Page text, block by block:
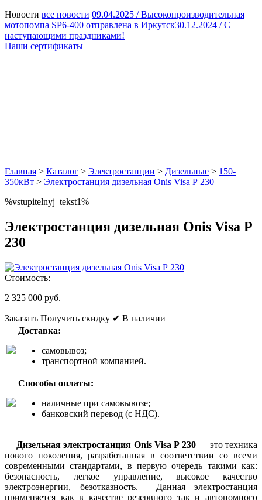
Новости все новости 09.04.2025 /Высокопроизводительная
мотопомпа SP6-400 отправлена в Иркутск30.12.2024 /С
наступающими праздниками!
Наши сертификаты
Главная > Каталог > Электростанции > Дизельные > 150-
350кВт > Электростанция дизельная Onis Visa Р 230
%vstupitelnyj_tekst1%
Электростанция дизельная Onis Visa Р
230
Стоимость:
2 325 000 руб.
Заказать Получить скидку ✔ В наличии
Доставка:
самовывоз;
транспортной компанией.
Способы оплаты:
наличные при самовывозе;
банковский перевод (с НДС).
Дизельная электростанция Onis Visa Р 230— это техника
нового поколения, разработанная в соответствии со всеми
современными стандартами, в первую очередь такими как:
безопасность, легкое управление, высокое качество
электроэнергии, безотказность. Данная электростанция
применяется как в качестве резервного так и автономного